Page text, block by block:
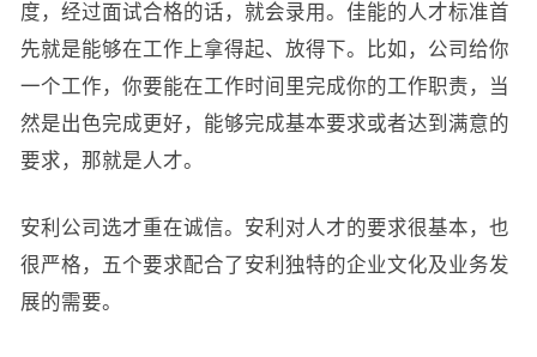
度，经过面试合格的话，就会录用。佳能的人才标准首
先就是能够在工作上拿得起、放得下。比如，公司给你
一个工作，你要能在工作时间里完成你的工作职责，当
然是出色完成更好，能够完成基本要求或者达到满意的
要求，那就是人才。
安利公司选才重在诚信。安利对人才的要求很基本，也
很严格，五个要求配合了安利独特的企业文化及业务发
展的需要。